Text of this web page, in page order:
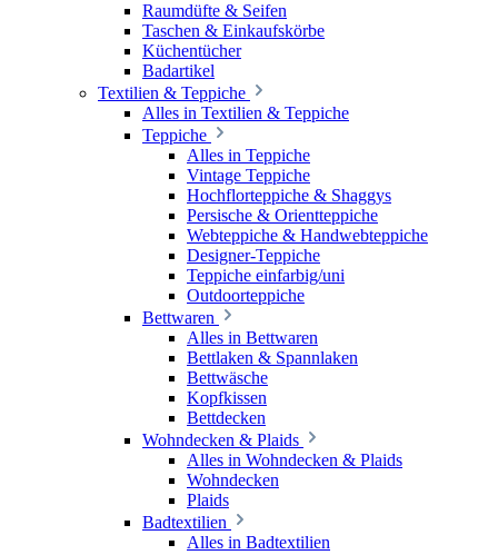
Raumdüfte & Seifen
Taschen & Einkaufskörbe
Küchentücher
Badartikel
Textilien & Teppiche
Alles in Textilien & Teppiche
Teppiche
Alles in Teppiche
Vintage Teppiche
Hochflorteppiche & Shaggys
Persische & Orientteppiche
Webteppiche & Handwebteppiche
Designer-Teppiche
Teppiche einfarbig/uni
Outdoorteppiche
Bettwaren
Alles in Bettwaren
Bettlaken & Spannlaken
Bettwäsche
Kopfkissen
Bettdecken
Wohndecken & Plaids
Alles in Wohndecken & Plaids
Wohndecken
Plaids
Badtextilien
Alles in Badtextilien